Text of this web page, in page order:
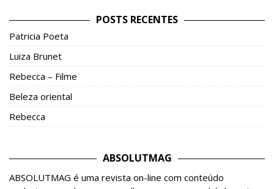
POSTS RECENTES
Patricia Poeta
Luiza Brunet
Rebecca – Filme
Beleza oriental
Rebecca
ABSOLUTMAG
ABSOLUTMAG é uma revista on-line com conteúdo